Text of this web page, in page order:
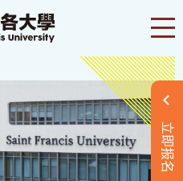
立即报名